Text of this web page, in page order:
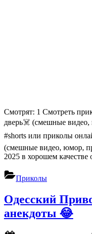
Смотрят: 1 Смотреть
дверь☠️ (смешные видео,
#shorts или приколы
(смешные видео, юмор,
2025 в хорошем качестве
Приколы
Одесский
анекдоты 😂